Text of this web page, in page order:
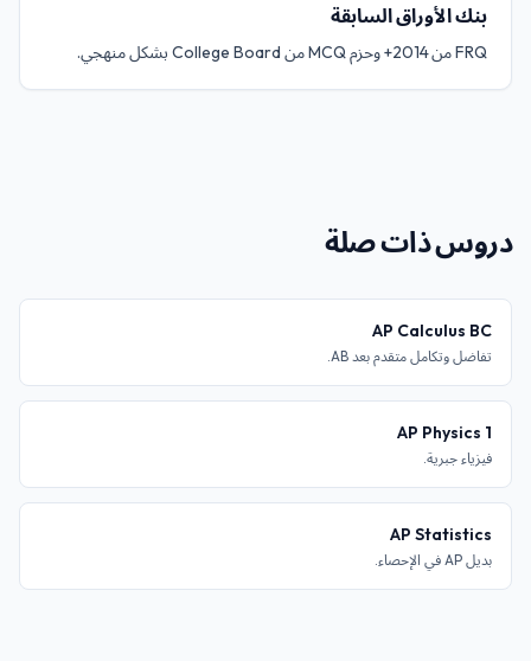
بنك الأوراق السابقة
FRQ من 2014+ وحزم MCQ من College Board بشكل منهجي.
دروس ذات صلة
AP Calculus BC
تفاضل وتكامل متقدم بعد AB.
AP Physics 1
فيزياء جبرية.
AP Statistics
بديل AP في الإحصاء.